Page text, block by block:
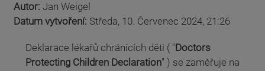
Autor: Jan Weigel
Datum vytvoření: Středa, 10. Červenec 2024, 21:26
Deklarace lékařů chránících děti ( "Doctors
Protecting Children Declaration" ) se zaměřuje na